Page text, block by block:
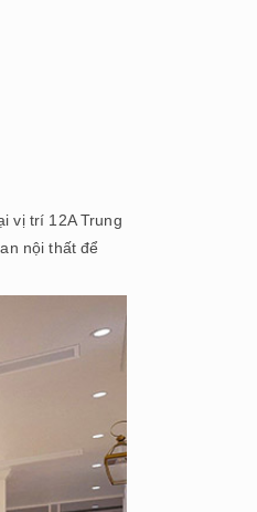
vị trí 12A Trung
nội thất để